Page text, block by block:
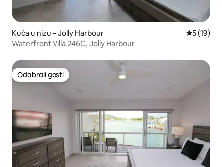
Kuća u nizu – Jolly Harbour Prosječna
5 (19)
Waterfront Villa 246C, Jolly Harbour
Odabrali gosti
Odabrali gosti